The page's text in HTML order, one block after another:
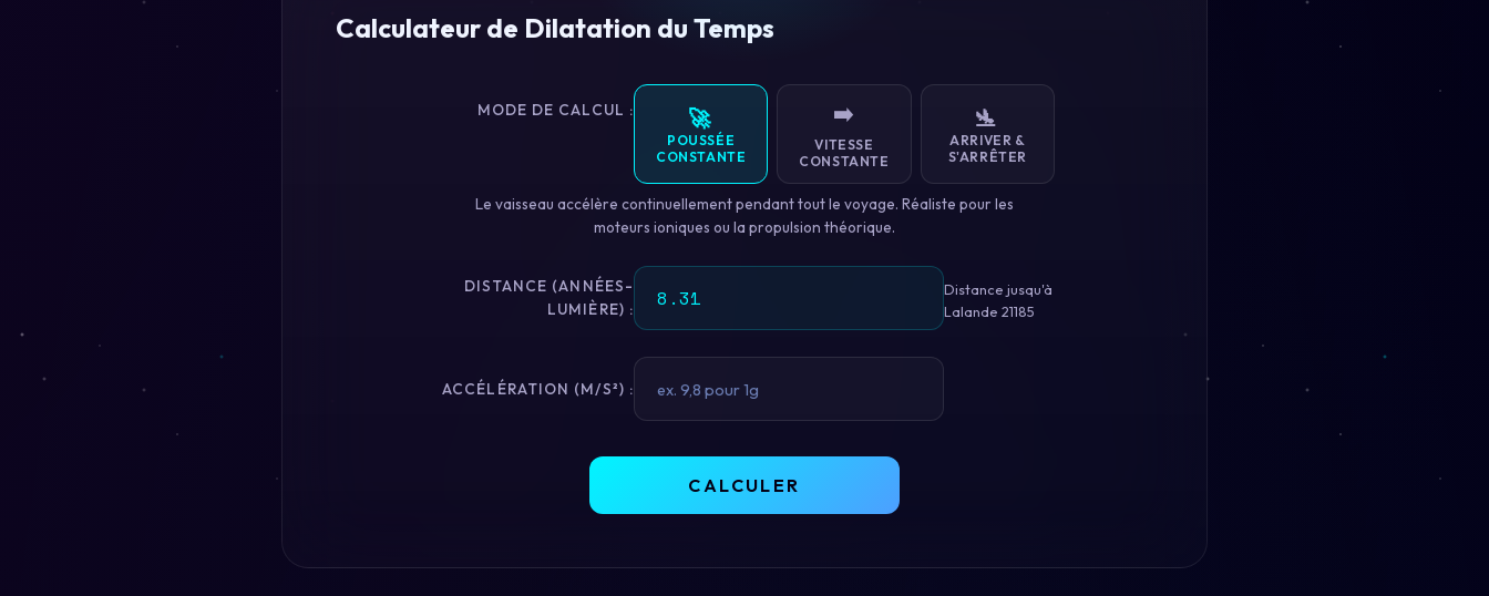
Calculateur de Dilatation du Temps
MODE DE CALCUL : 🚀
POUSSÉE
CONSTANTE
➡️
VITESSE
CONSTANTE
🛬
ARRIVER &
S'ARRÊTER
Le vaisseau accélère continuellement pendant tout le voyage. Réaliste pour les
moteurs ioniques ou la propulsion théorique.
DISTANCE (ANNÉES-
LUMIÈRE) :
Distance jusqu'à
Lalande 21185
ACCÉLÉRATION (M/S²) :
CALCULER